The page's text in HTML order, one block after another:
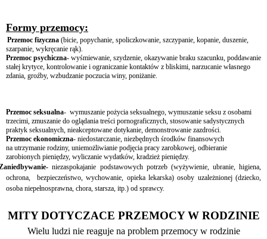
Formy przemocy:
Przemoc fizyczna (bicie, popychanie, spoliczkowanie, szczypanie, kopanie, duszenie,
szarpanie, wykręcanie rąk).
Przemoc psychiczna- wyśmiewanie, szydzenie, okazywanie braku szacunku, poddawanie
stałej krytyce, kontrolowanie i ograniczanie kontaktów z bliskimi, narzucanie własnego
zdania, groźby, wzbudzanie poczucia winy, poniżanie.
Przemoc seksualna- wymuszanie pożycia seksualnego, wymuszanie seksu z osobami
trzecimi, zmuszanie do oglądania treści pornograficznych, stosowanie sadystycznych
praktyk seksualnych, nieakceptowane dotykanie, demonstrowanie zazdrości.
Przemoc ekonomiczna- niedostarczanie, niezbędnych środków finansowych
na utrzymanie rodziny, uniemożliwianie podjęcia pracy zarobkowej, odbieranie
zarobionych pieniędzy, wyliczanie wydatków, kradzież pieniędzy.
niezaspokajanie podstawowych potrzeb (wyżywienie, ubranie, higiena,
ochrona, bezpieczeństwo, wychowanie, opieka lekarska) osoby uzależnionej (dziecko,
osoba niepełnosprawna, chora, starsza, itp.) od sprawcy.
MITY DOTYCZACE PRZEMOCY W RODZINIE
Wielu ludzi nie reaguje na problem przemocy w rodzinie